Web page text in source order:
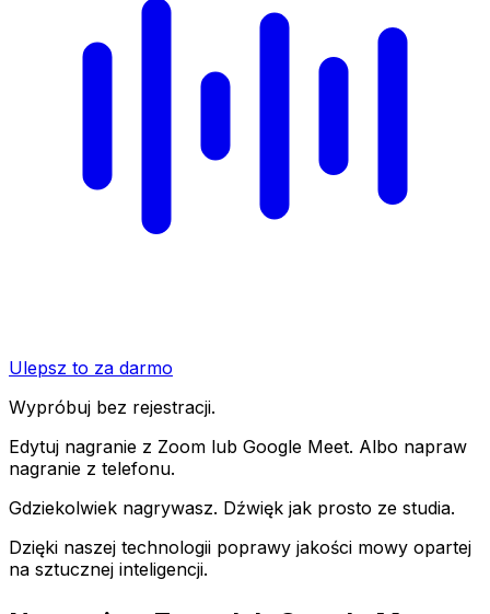
Ulepsz to za darmo
Wypróbuj bez rejestracji.
Edytuj nagranie z Zoom lub Google Meet. Albo napraw
nagranie z telefonu.
Gdziekolwiek nagrywasz. Dźwięk jak prosto ze studia.
Dzięki naszej technologii poprawy jakości mowy opartej
na sztucznej inteligencji.